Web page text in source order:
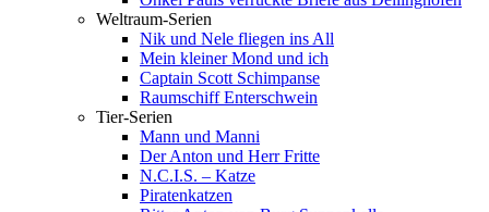
Weltraum-Serien
Nik und Nele fliegen ins All
Mein kleiner Mond und ich
Captain Scott Schimpanse
Raumschiff Enterschwein
Tier-Serien
Mann und Manni
Der Anton und Herr Fritte
N.C.I.S. – Katze
Piratenkatzen